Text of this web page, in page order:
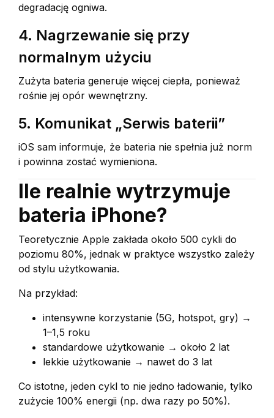
degradację ogniwa.
4. Nagrzewanie się przy
normalnym użyciu
Zużyta bateria generuje więcej ciepła, ponieważ
rośnie jej opór wewnętrzny.
5. Komunikat „Serwis baterii”
iOS sam informuje, że bateria nie spełnia już norm
i powinna zostać wymieniona.
Ile realnie wytrzymuje
bateria iPhone?
Teoretycznie Apple zakłada około 500 cykli do
poziomu 80%, jednak w praktyce wszystko zależy
od stylu użytkowania.
Na przykład:
intensywne korzystanie (5G, hotspot, gry) →
1–1,5 roku
standardowe użytkowanie → około 2 lat
lekkie użytkowanie → nawet do 3 lat
Co istotne, jeden cykl to nie jedno ładowanie, tylko
zużycie 100% energii (np. dwa razy po 50%).